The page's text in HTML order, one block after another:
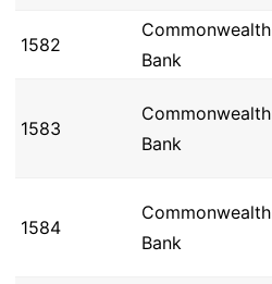
1582
Commonwealth
Bank
1583
Commonwealth
Bank
1584
Commonwealth
Bank